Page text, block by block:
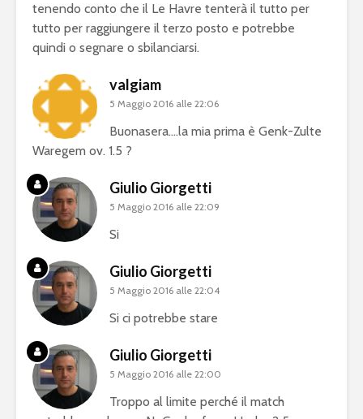
tenendo conto che il Le Havre tenterà il tutto per
tutto per raggiungere il terzo posto e potrebbe
quindi o segnare o sbilanciarsi.
valgiam
5 Maggio 2016 alle 22:06
Buonasera….la mia prima è Genk-Zulte
Waregem ov. 1.5 ?
Giulio Giorgetti
5 Maggio 2016 alle 22:09
Si
Giulio Giorgetti
5 Maggio 2016 alle 22:04
Si ci potrebbe stare
Giulio Giorgetti
5 Maggio 2016 alle 22:00
Troppo al limite perché il match